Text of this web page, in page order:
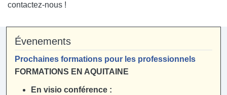
contactez-nous !
Évenements
Prochaines formations pour les professionnels
FORMATIONS EN AQUITAINE
En visio conférence :